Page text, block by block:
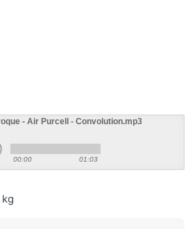
- Air Purcell - Convolution.mp3
00:00 01:03
kg